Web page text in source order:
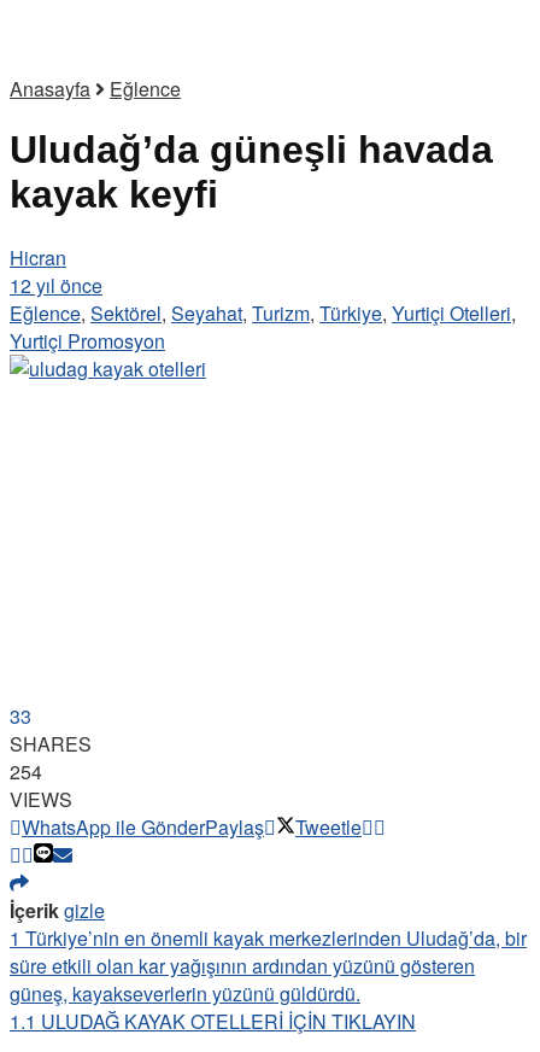
Anasayfa Eğlence
Uludağ’da güneşli havada
kayak keyfi
Hicran
12 yıl önce
Eğlence, Sektörel, Seyahat, Turizm, Türkiye, Yurtiçi Otelleri,
Yurtiçi Promosyon
33
SHARES
254
VIEWS
WhatsApp ile GönderPaylaş Tweetle
İçerikgizle
1 Türkiye’nin en önemli kayak merkezlerinden Uludağ’da, bir
süre etkili olan kar yağışının ardından yüzünü gösteren
güneş, kayakseverlerin yüzünü güldürdü.
1.1 ULUDAĞ KAYAK OTELLERİ İÇİN TIKLAYIN